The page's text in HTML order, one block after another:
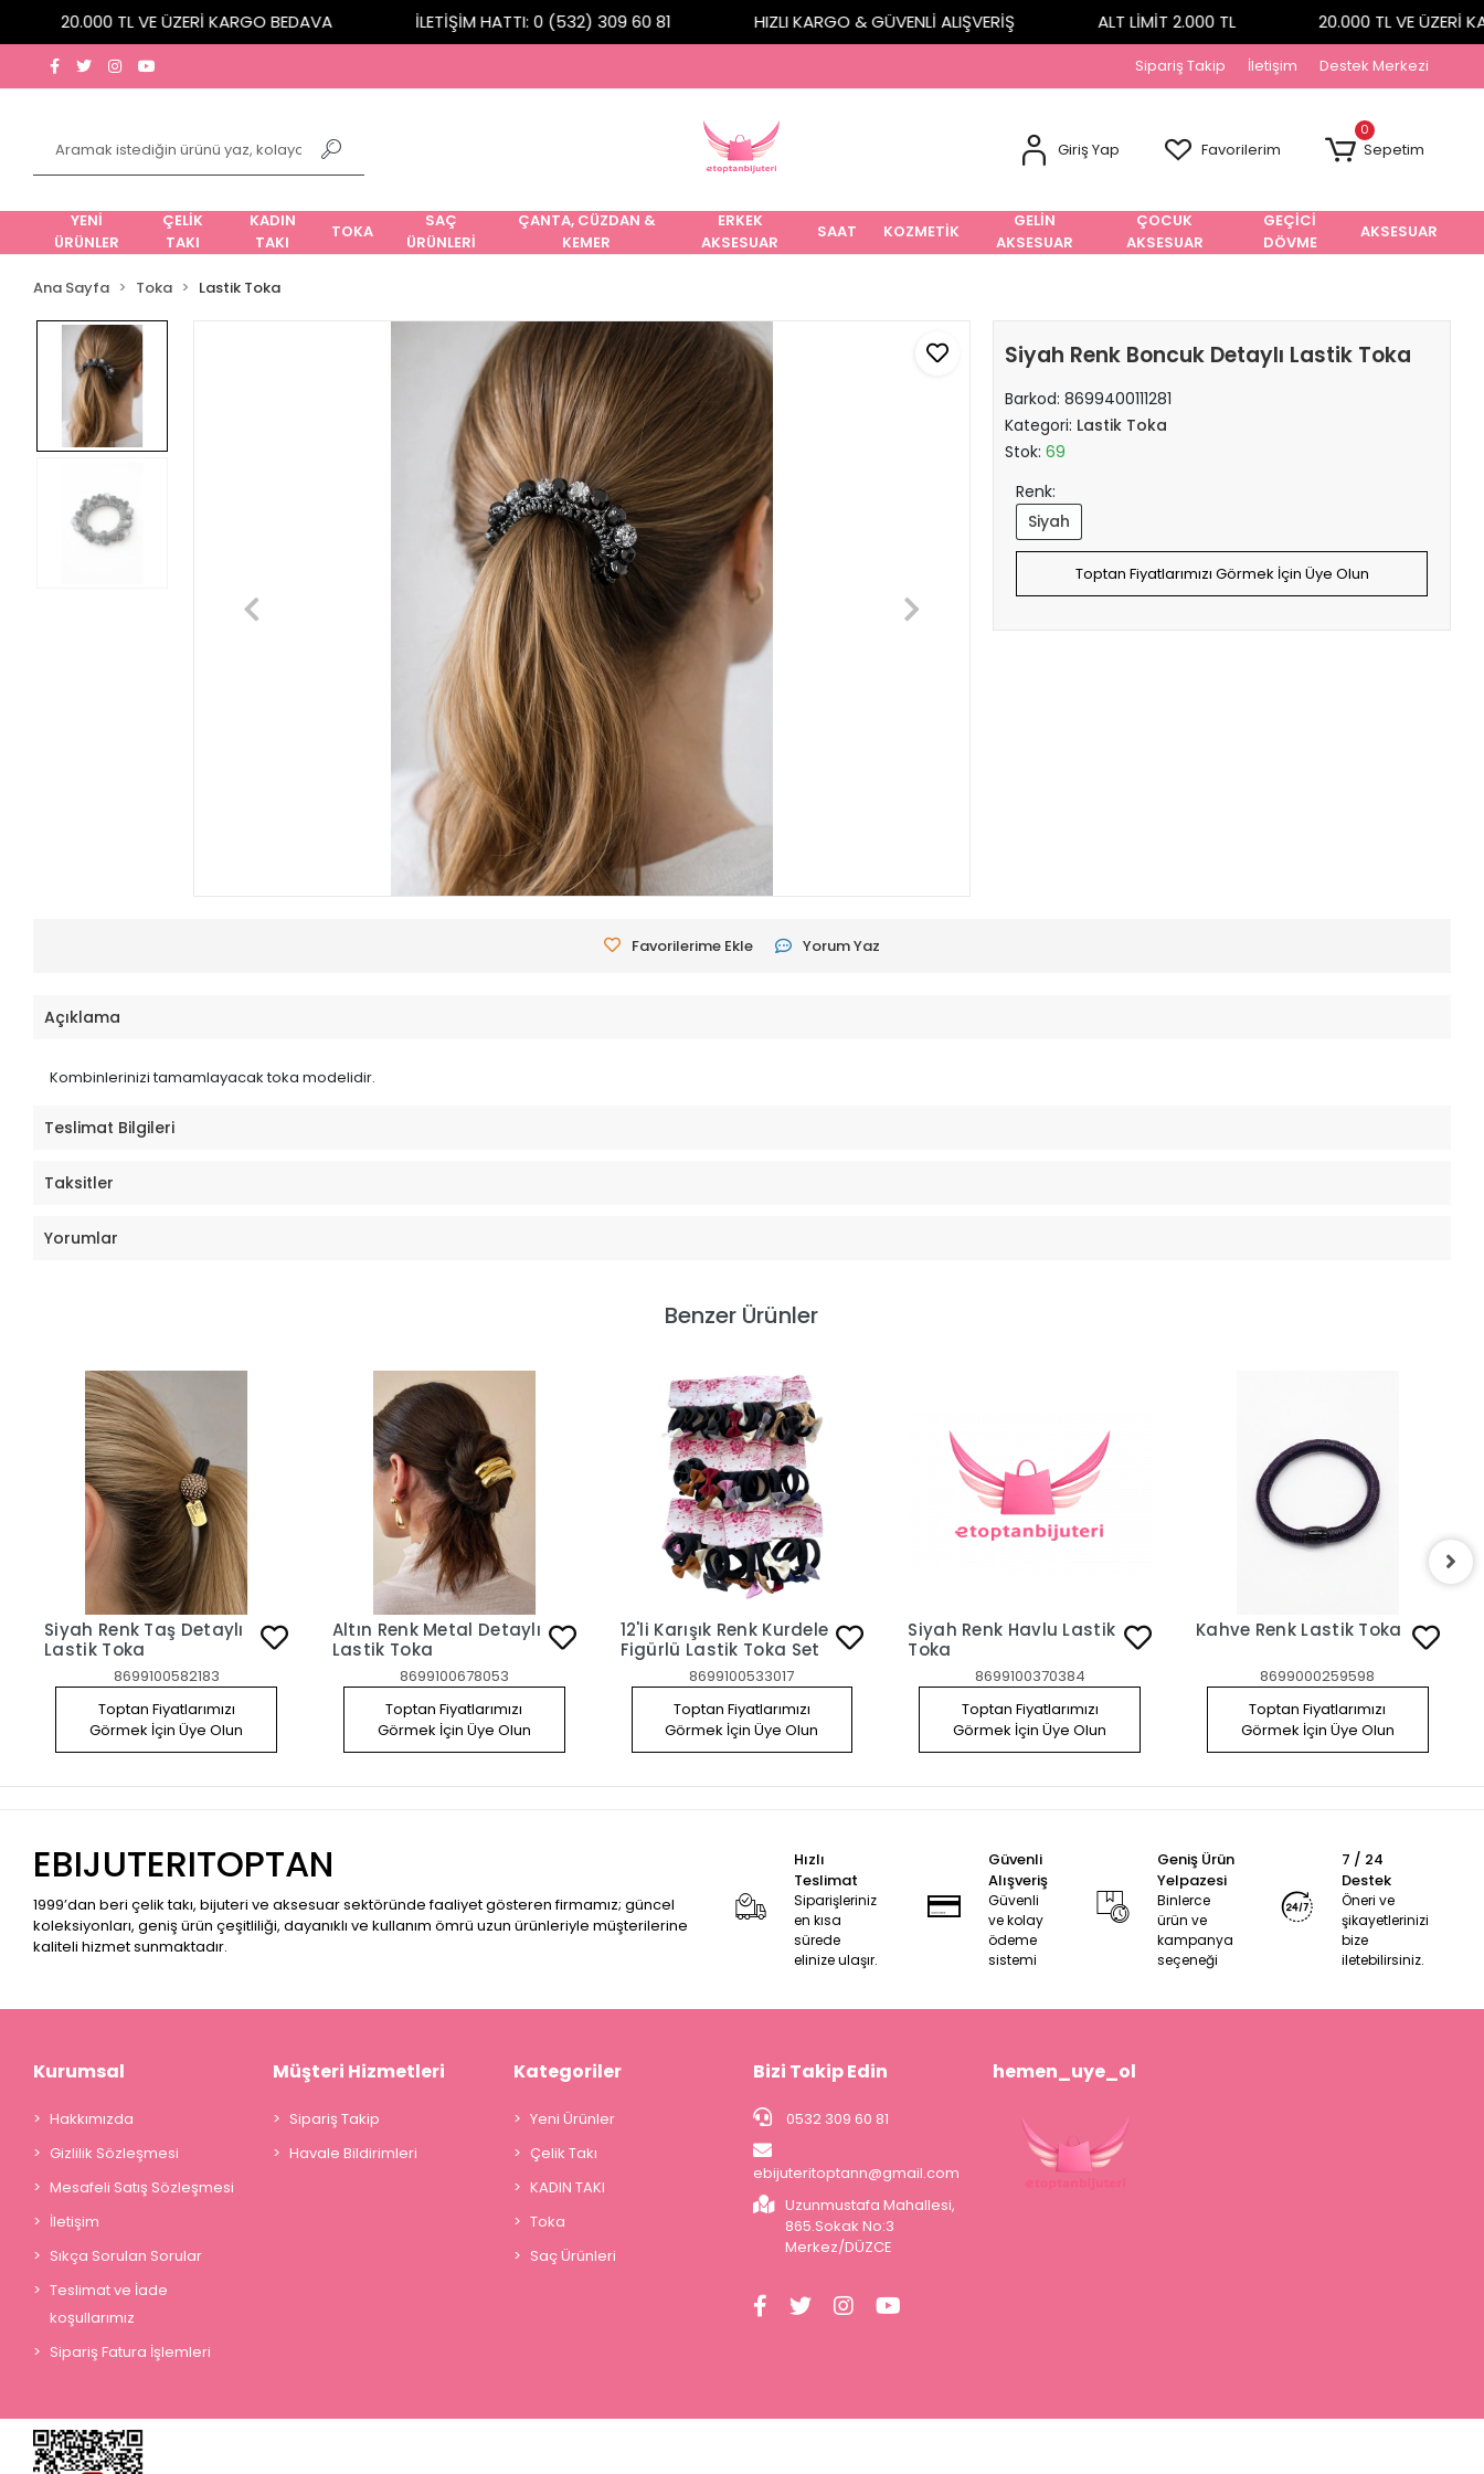
20.000 TL VE ÜZERİ KARGO BEDAVA İLETİŞİM HATTI: 0 (532) 309 60 81 HIZLI KARGO & GÜVENLİ ALIŞVERİŞ ALT LİMİT 2.000 TL 20.000 TL VE ÜZERİ
Sipariş Takip İletişim Destek Merkezi
Giriş Yap Favorilerim
0
Sepetim
YENİ
ÜRÜNLER
ÇELİK
TAKI
KADIN
TAKI
TOKA
SAÇ
ÜRÜNLERİ
ÇANTA, CÜZDAN &
KEMER
ERKEK
AKSESUAR
SAAT KOZMETİK
GELİN
AKSESUAR
ÇOCUK
AKSESUAR
GEÇİCİ
DÖVME
AKSESUAR
Ana Sayfa Toka Lastik Toka
Siyah Renk Boncuk Detaylı Lastik Toka
Barkod:8699400111281
Kategori: Lastik Toka
Stok:69
Renk:
Siyah
Toptan Fiyatlarımızı Görmek İçin Üye Olun
Favorilerime Ekle Yorum Yaz
Açıklama
Kombinlerinizi tamamlayacak toka modelidir.
Teslimat Bilgileri
Taksitler
Yorumlar
Benzer Ürünler
Siyah Renk Taş Detaylı
Lastik Toka
8699100582183
Toptan Fiyatlarımızı
Görmek İçin Üye Olun
Altın Renk Metal Detaylı
Lastik Toka
8699100678053
Toptan Fiyatlarımızı
Görmek İçin Üye Olun
12'li Karışık Renk Kurdele
Figürlü Lastik Toka Set
8699100533017
Toptan Fiyatlarımızı
Görmek İçin Üye Olun
Siyah Renk Havlu Lastik
Toka
8699100370384
Toptan Fiyatlarımızı
Görmek İçin Üye Olun
Kahve Renk Lastik Toka
8699000259598
Toptan Fiyatlarımızı
Görmek İçin Üye Olun
EBIJUTERITOPTAN
1999’dan beri çelik takı, bijuteri ve aksesuar sektöründe faaliyet gösteren firmamız; güncel
koleksiyonları, geniş ürün çeşitliliği, dayanıklı ve kullanım ömrü uzun ürünleriyle müşterilerine
kaliteli hizmet sunmaktadır.
Hızlı
Teslimat
Siparişleriniz
en kısa
sürede
elinize ulaşır.
Güvenli
Alışveriş
Güvenli
ve kolay
ödeme
sistemi
Geniş Ürün
Yelpazesi
Binlerce
ürün ve
kampanya
seçeneği
7 / 24
Destek
Öneri ve
şikayetlerinizi
bize
iletebilirsiniz.
Kurumsal
Hakkımızda
Gizlilik Sözleşmesi
Mesafeli Satış Sözleşmesi
İletişim
Sıkça Sorulan Sorular
Teslimat ve İade
koşullarımız
Sipariş Fatura İşlemleri
Müşteri Hizmetleri
Sipariş Takip
Havale Bildirimleri
Kategoriler
Yeni Ürünler
Çelik Takı
KADIN TAKI
Toka
Saç Ürünleri
Bizi Takip Edin
0532 309 60 81
ebijuteritoptann@gmail.com
Uzunmustafa Mahallesi,
865.Sokak No:3
Merkez/DÜZCE
hemen_uye_ol